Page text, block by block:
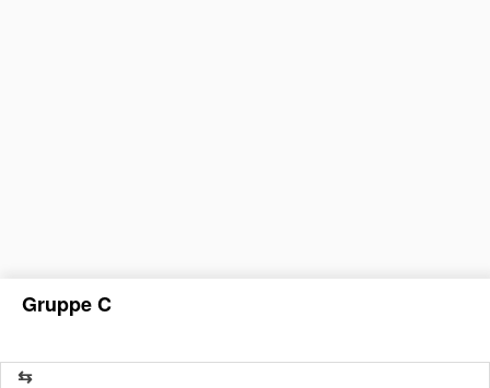
Gruppe C